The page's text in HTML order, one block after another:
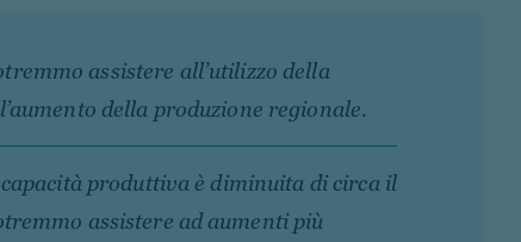
assistere all’utilizzo della
della produzione regionale.
produttiva è diminuita di circa il
assistere ad aumenti più